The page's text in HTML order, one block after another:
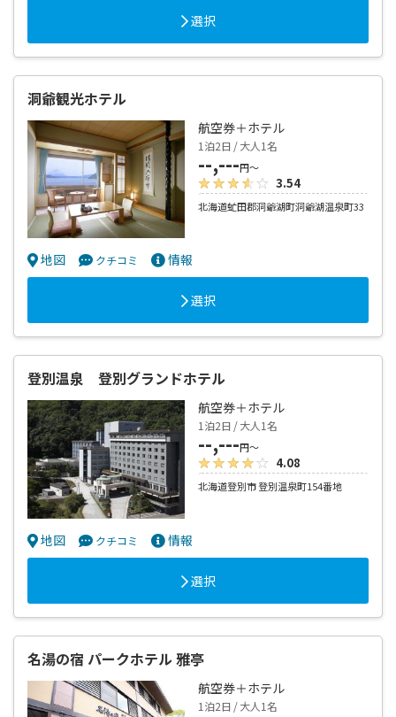
選択
洞爺観光ホテル
航空券＋ホテル
1泊2日 / 大人1名
--,---円～
3.54
北海道虻田郡洞爺湖町洞爺湖温泉町33
地図 クチコミ 情報
選択
登別温泉 登別グランドホテル
航空券＋ホテル
1泊2日 / 大人1名
--,---円～
4.08
北海道登別市 登別温泉町154番地
地図 クチコミ 情報
選択
名湯の宿 パークホテル 雅亭
航空券＋ホテル
1泊2日 / 大人1名